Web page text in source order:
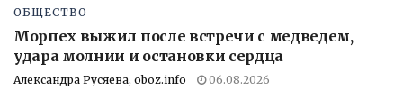
ОБЩЕСТВО
Морпех выжил после встречи с медведем,
удара молнии и остановки сердца
Александра Русяева, oboz.info 06.08.2026